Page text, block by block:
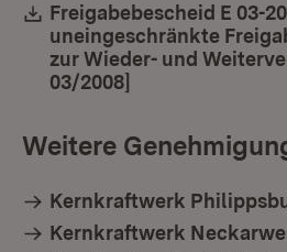
Download:
Freigabebescheid E 03-
uneingeschränkte
zur Wieder- und
03/2008]
Weitere
Kernkraftwerk
Kernkraftwerk